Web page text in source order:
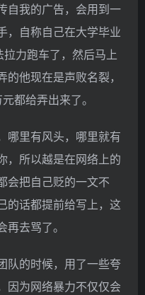
自我的广告，会用到一
，自称自己在大学毕业
力跑车了，然后马上
他现在是声败名裂，
都给弄出来了。
哪里有风头，哪里就有
，所以越是在网络上的
会把自己贬的一文不
的话都提前给写上，这
去骂了。
队的时候，用了一些夸
因为网络暴力不仅仅会